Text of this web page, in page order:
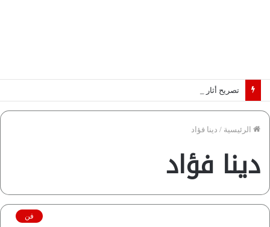
الرئيسية / دينا فؤاد
دينا فؤاد
فن